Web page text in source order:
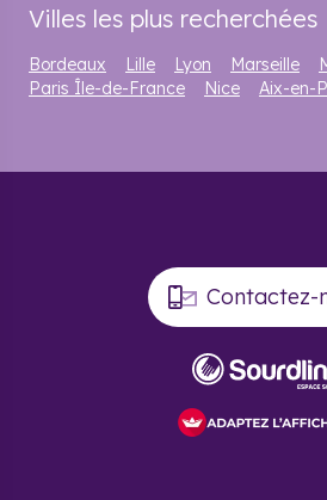
Villes les plus recherchées
Bordeaux Lille Lyon Marseille
Paris Île-de-France
Nice Aix-en-
Contactez-